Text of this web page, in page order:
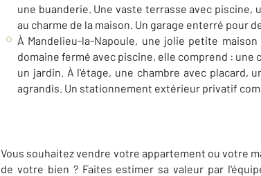
une buanderie. Une vaste terrasse avec piscine,
au charme de la maison. Un garage enterré pour
À Mandelieu-la-Napoule, une jolie petite
domaine fermé avec piscine, elle comprend :
un jardin. À l'étage, une chambre avec placard,
agrandis. Un stationnement extérieur privatif
Vous souhaitez vendre votre appartement ou votre
de votre bien ? Faites estimer sa valeur par